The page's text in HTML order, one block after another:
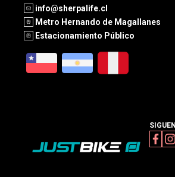
info@sherpalife.cl
Metro Hernando de Magallanes
Estacionamiento Público